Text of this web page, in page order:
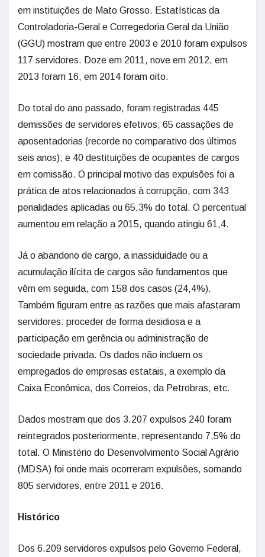
em instituições de Mato Grosso. Estatísticas da
Controladoria-Geral e Corregedoria Geral da União
(GGU) mostram que entre 2003 e 2010 foram expulsos
117 servidores. Doze em 2011, nove em 2012, em
2013 foram 16, em 2014 foram oito.
Do total do ano passado, foram registradas 445
demissões de servidores efetivos; 65 cassações de
aposentadorias (recorde no comparativo dos últimos
seis anos); e 40 destituições de ocupantes de cargos
em comissão. O principal motivo das expulsões foi a
prática de atos relacionados à corrupção, com 343
penalidades aplicadas ou 65,3% do total. O percentual
aumentou em relação a 2015, quando atingiu 61,4.
Já o abandono de cargo, a inassiduidade ou a
acumulação ilícita de cargos são fundamentos que
vêm em seguida, com 158 dos casos (24,4%).
Também figuram entre as razões que mais afastaram
servidores: proceder de forma desidiosa e a
participação em gerência ou administração de
sociedade privada. Os dados não incluem os
empregados de empresas estatais, a exemplo da
Caixa Econômica, dos Correios, da Petrobras, etc.
Dados mostram que dos 3.207 expulsos 240 foram
reintegrados posteriormente, representando 7,5% do
total. O Ministério do Desenvolvimento Social Agrário
(MDSA) foi onde mais ocorreram expulsões, somando
805 servidores, entre 2011 e 2016.
Histórico
Dos 6.209 servidores expulsos pelo Governo Federal,